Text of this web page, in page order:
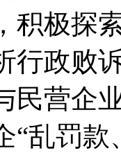
积极探
行政败
民营企
“乱罚